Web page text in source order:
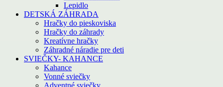
Lepidlo
DETSKÁ ZÁHRADA
Hračky do pieskoviska
Hračky do záhrady
Kreatívne hračky
Záhradné náradie pre deti
SVIEČKY- KAHANCE
Kahance
Vonné sviečky
Adventné sviečky